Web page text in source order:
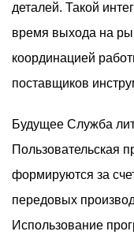
деталей. Такой
время выхода на
координацией
поставщиков
Будущее Служба
Пользовательская
формируются за
передовых
Использование